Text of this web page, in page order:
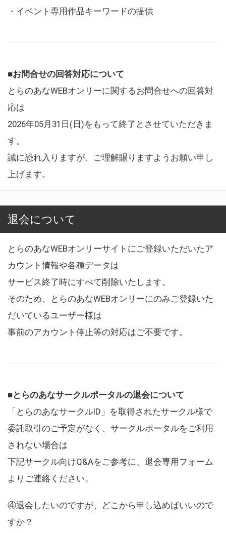
・イベント専用作品キーワードの提供
■お問合せの回答対応について
とらのあなWEBオンリーに関するお問合せへの回答対
応は
2026年05月31日(日)をもって終了とさせていただきま
す。
誠に恐れ入りますが、ご理解賜りますようお願い申し
上げます。
退会について
とらのあなWEBオンリーサイトにご登録いただいたア
カウント情報や各種データは
サービス終了時にすべて削除いたします。
そのため、とらのあなWEBオンリーにのみご登録いた
だいているユーザー様は
事前のアカウント停止等の対応はご不要です。
■とらのあなサークルポータルの退会について
「とらのあなサークルID」を取得されたサークル様で
委託取引のご予定がなく、サークルポータルをご利用
されない場合は
下記サークル向けQ&Aをご参考に、退会専用フォーム
よりご連絡ください。
④退会したいのですが、どこから申し込めばいいので
すか？